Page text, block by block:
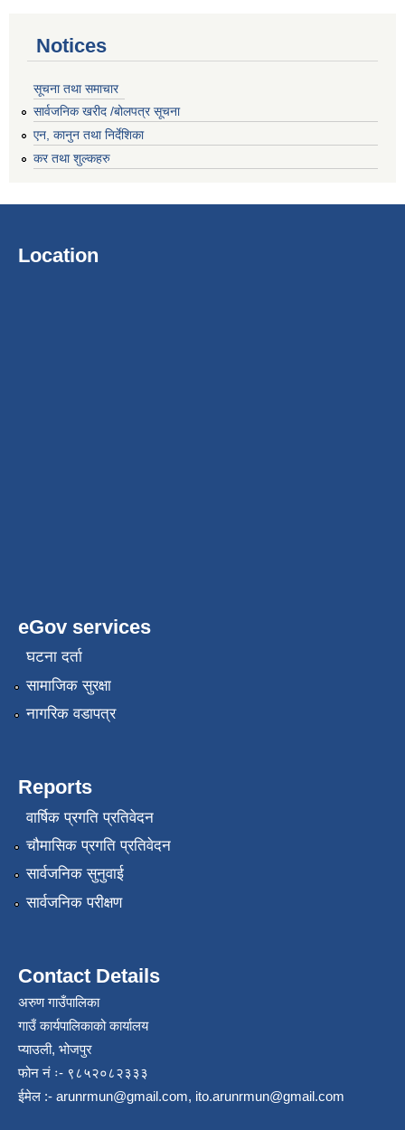
Notices
सूचना तथा समाचार
सार्वजनिक खरीद /बोलपत्र सूचना
एन, कानुन तथा निर्देशिका
कर तथा शुल्कहरु
Location
eGov services
घटना दर्ता
सामाजिक सुरक्षा
नागरिक वडापत्र
Reports
वार्षिक प्रगति प्रतिवेदन
चौमासिक प्रगति प्रतिवेदन
सार्वजनिक सुनुवाई
सार्वजनिक परीक्षण
Contact Details
अरुण गाउँपालिका
गाउँ कार्यपालिकाको कार्यालय
प्याउली, भोजपुर
फोन नं ः- ९८५२०८२३३३
ईमेल :- arunrmun@gmail.com, ito.arunrmun@gmail.com